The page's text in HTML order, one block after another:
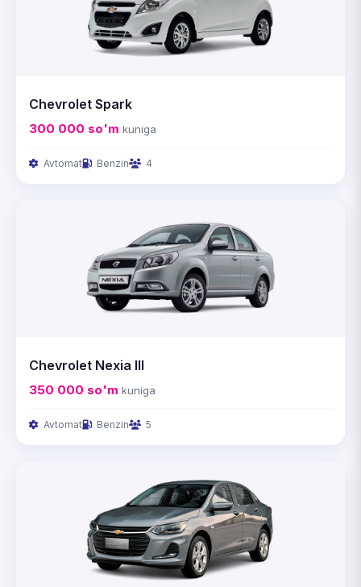
Chevrolet Spark
300 000 so'm kuniga
Avtomat Benzin 4
Chevrolet Nexia III
350 000 so'm kuniga
Avtomat Benzin 5